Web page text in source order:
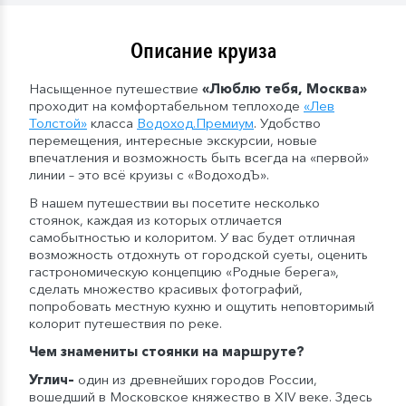
Описание круиза
Насыщенное путешествие «Люблю тебя, Москва»
проходит на комфортабельном теплоходе «Лев
Толстой» класса Водоход.Премиум. Удобство
перемещения, интересные экскурсии, новые
впечатления и возможность быть всегда на «первой»
линии – это всё круизы с «ВодоходЪ».
В нашем путешествии вы посетите несколько
стоянок, каждая из которых отличается
самобытностью и колоритом. У вас будет отличная
возможность отдохнуть от городской суеты, оценить
гастрономическую концепцию «Родные берега»,
сделать множество красивых фотографий,
попробовать местную кухню и ощутить неповторимый
колорит путешествия по реке.
Чем знамениты стоянки на маршруте?
Углич– один из древнейших городов России,
вошедший в Московское княжество в XIV веке. Здесь